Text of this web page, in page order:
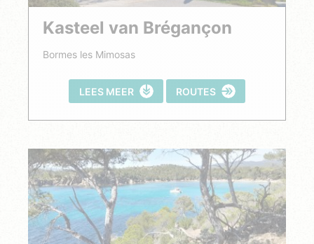
Kasteel van Brégançon
Bormes les Mimosas
LEES MEER ROUTES